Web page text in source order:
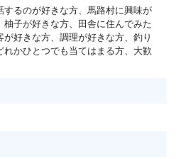
するのが好きな方、馬路村に興味が
子が好きな方、田舎に住んでみた
好きな方、調理が好きな方、釣り
かひとつでも当てはまる方、大歓